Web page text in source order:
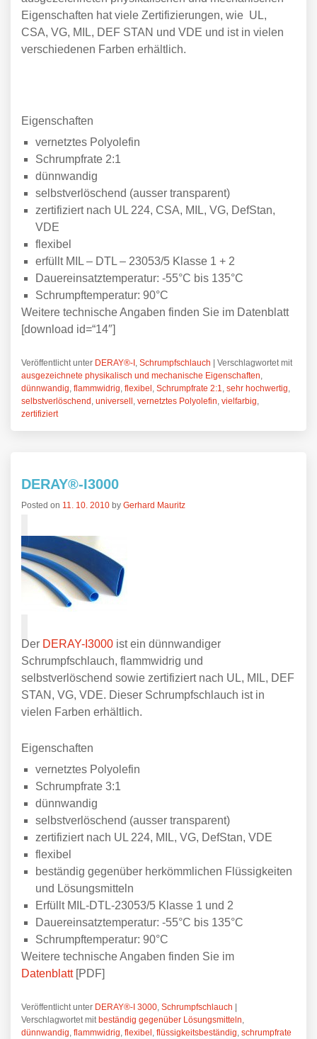
Eigenschaften hat viele Zertifizierungen, wie UL,
CSA, VG, MIL, DEF STAN und VDE und ist in vielen
verschiedenen Farben erhältlich.
Eigenschaften
vernetztes Polyolefin
Schrumpfrate 2:1
dünnwandig
selbstverlöschend (ausser transparent)
zertifiziert nach UL 224, CSA, MIL, VG, DefStan,
VDE
flexibel
erfüllt MIL – DTL – 23053/5 Klasse 1 + 2
Dauereinsatztemperatur: -55°C bis 135°C
Schrumpftemperatur: 90°C
Weitere technische Angaben finden Sie im Datenblatt
[download id=“14″]
Veröffentlicht unter DERAY®-I Schrumpfschlauch | Verschlagwortet mit
ausgezeichnete physikalisch und mechanische Eigenschaften
dünnwandig flammwidrig flexibel Schrumpfrate 2:1 sehr hochwertig
selbstverlöschend universell vernetztes Polyolefin vielfarbig
zertifiziert
DERAY®-I3000
Posted on 11. 10. 2010 by Gerhard Mauritz
Der DERAY-I3000 ist ein dünnwandiger
Schrumpfschlauch, flammwidrig und
selbstverlöschend sowie zertifiziert nach UL, MIL, DEF
STAN, VG, VDE. Dieser Schrumpfschlauch ist in
vielen Farben erhältlich.
Eigenschaften
vernetztes Polyolefin
Schrumpfrate 3:1
dünnwandig
selbstverlöschend (ausser transparent)
zertifiziert nach UL 224, MIL, VG, DefStan, VDE
flexibel
beständig gegenüber herkömmlichen Flüssigkeiten
und Lösungsmitteln
Erfüllt MIL-DTL-23053/5 Klasse 1 und 2
Dauereinsatztemperatur: -55°C bis 135°C
Schrumpftemperatur: 90°C
Weitere technische Angaben finden Sie im
Datenblatt[PDF]
Veröffentlicht unter DERAY®-I 3000 Schrumpfschlauch |
Verschlagwortet mit beständig gegenüber Lösungsmitteln
dünnwandig flammwidrig flexibel flüssigkeitsbeständig schrumpfrate